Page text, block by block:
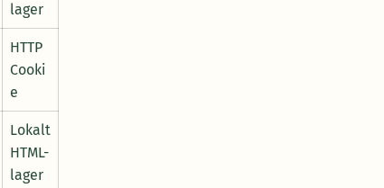
lager
HTTP
Cooki
e
Lokalt
HTML-
lager